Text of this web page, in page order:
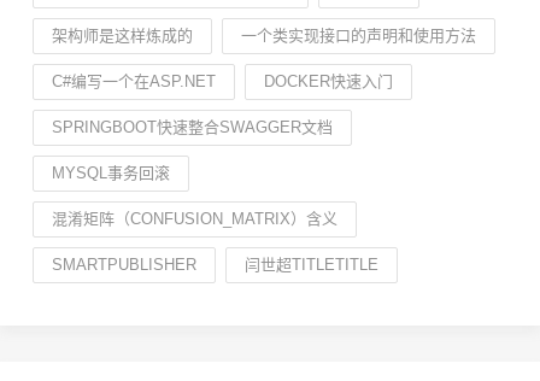
架构师是这样炼成的 一个类实现接口的声明和使用方法
C#编写一个在ASP.NET DOCKER快速入门
SPRINGBOOT快速整合SWAGGER文档
MYSQL事务回滚
混淆矩阵（CONFUSION_MATRIX）含义
SMARTPUBLISHER 闫世超TITLETITLE